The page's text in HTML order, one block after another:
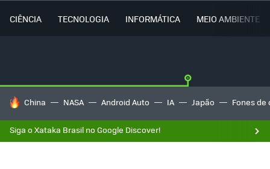
CIÊNCIA TECNOLOGIA INFORMÁTICA MEIO AMBIENTE
TENDÊNCIAS DO DIA
China NASA Android Auto IA Japão Fones de
Siga o Xataka Brasil no Google Discover!